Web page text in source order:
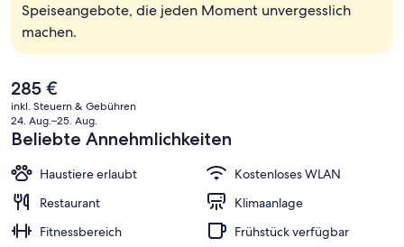
Speiseangebote, die jeden Moment unvergesslich
machen.
Der
aktuelle
Preis
beträgt
285 €.
285 €
inkl. Steuern & Gebühren
24. Aug.–25. Aug.
Beliebte Annehmlichkeiten
Haustiere erlaubt
Kostenloses WLAN
Restaurant
Klimaanlage
Fitnessbereich
Frühstück verfügbar